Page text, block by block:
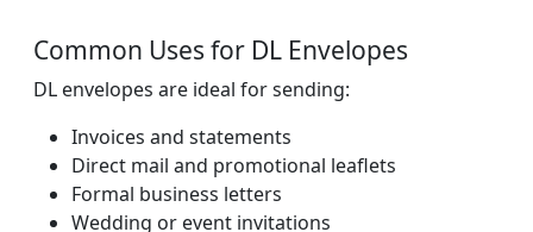
Common Uses for DL Envelopes
DL envelopes are ideal for sending:
Invoices and statements
Direct mail and promotional leaflets
Formal business letters
Wedding or event invitations